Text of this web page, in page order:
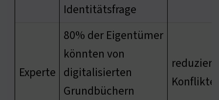
Identitätsfrage
Experte
80% der Eigentümer
könnten von
digitalisierten
Grundbüchern
Konflikte